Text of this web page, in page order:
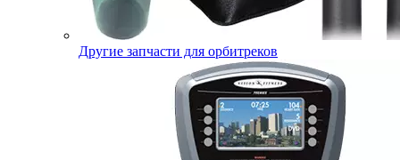
Другие запчасти для орбитреков